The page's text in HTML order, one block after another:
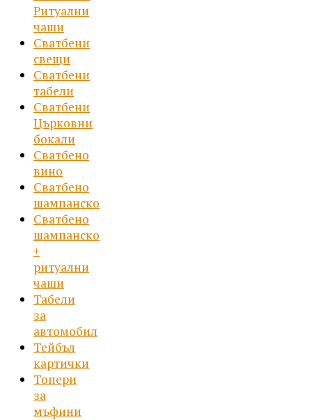
Ритуални
чаши
Сватбени
свещи
Сватбени
табели
Сватбени
Църковни
бокали
Сватбено
вино
Сватбено
шампанско
Сватбено
шампанско
+
ритуални
чаши
Табели
за
автомобил
Тейбъл
картички
Топери
за
мъфини